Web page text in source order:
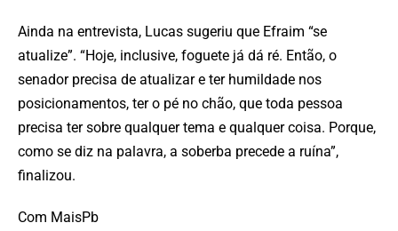
Ainda na entrevista, Lucas sugeriu que Efraim “se
atualize”. “Hoje, inclusive, foguete já dá ré. Então, o
senador precisa de atualizar e ter humildade nos
posicionamentos, ter o pé no chão, que toda pessoa
precisa ter sobre qualquer tema e qualquer coisa. Porque,
como se diz na palavra, a soberba precede a ruína”,
finalizou.
Com MaisPb